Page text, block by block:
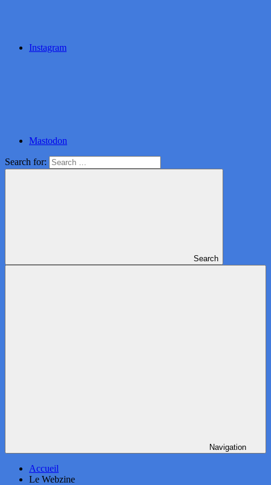
Instagram
Mastodon
Search for:
Search
Navigation
Accueil
Le Webzine